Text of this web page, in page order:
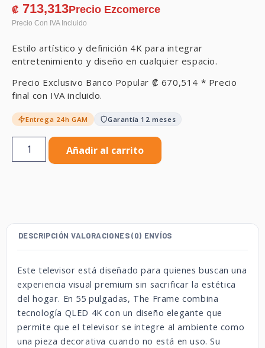
₡ 713,313
Estilo artístico y definición 4K para integrar
entretenimiento y diseño en cualquier espacio.
Precio Exclusivo Banco Popular ₡ 670,514 * Precio
final con IVA incluido.
Entrega 24h GAM Garantía 12 meses
Añadir al carrito
DESCRIPCIÓN VALORACIONES (0) ENVÍOS
Este televisor está diseñado para quienes buscan una
experiencia visual premium sin sacrificar la estética
del hogar. En 55 pulgadas, The Frame combina
tecnología QLED 4K con un diseño elegante que
permite que el televisor se integre al ambiente como
una pieza decorativa cuando no está en uso. Su